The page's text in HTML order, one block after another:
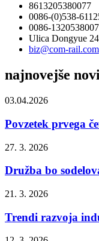
8613205380077
0086-(0)538-
0086-
Ulica Dongyue
biz@com-rail.com
najnovejše
03.04.2026
Povzetek prvega
27. 3. 2026
Družba bo
21. 3. 2026
Trendi razvoja